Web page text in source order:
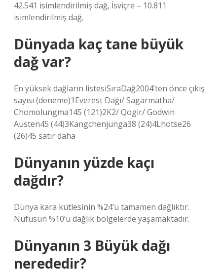
42.541 isimlendirilmiş dağ, İsviçre – 10.811
isimlendirilmiş dağ.
Dünyada kaç tane büyük
dağ var?
En yüksek dağların listesiSıraDağ2004’ten önce çıkış
sayısı (deneme)1Everest Dağı/ Sagarmatha/
Chomolungma145 (121)2K2/ Qogir/ Godwin
Austen45 (44)3Kangchenjunga38 (24)4Lhotse26
(26)45 satır daha
Dünyanın yüzde kaçı
dağdır?
Dünya kara kütlesinin %24’ü tamamen dağlıktır.
Nüfusun %10’u dağlık bölgelerde yaşamaktadır.
Dünyanın 3 Büyük dağı
nerededir?